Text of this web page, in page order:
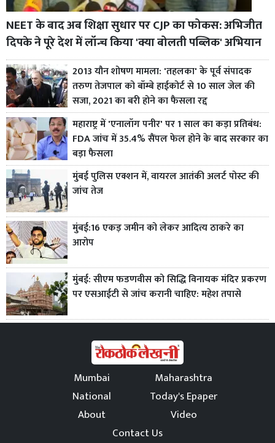
NEET के बाद अब शिक्षा सुधार पर CJP का फोकस: अभिजीत
दिपके ने पूरे देश में लॉन्च किया 'क्या बोलती पब्लिक' अभियान
2013 यौन शोषण मामला: 'तहलका' के पूर्व संपादक
तरुण तेजपाल को बॉम्बे हाईकोर्ट से 10 साल जेल की
सजा, 2021 का बरी होने का फैसला रद्द
महाराष्ट्र में 'एनालॉग पनीर' पर 1 साल का कड़ा प्रतिबंध:
FDA जांच में 35.4% सैंपल फेल होने के बाद सरकार का
बड़ा फैसला
मुंबई पुलिस एक्शन में, वायरल आतंकी अलर्ट पोस्ट की
जांच तेज
मुंबई:16 एकड़ जमीन को लेकर आदित्य ठाकरे का
आरोप
मुंबई: सीएम फडणवीस को सिद्धि विनायक मंदिर प्रकरण
पर एसआईटी से जांच करानी चाहिए: महेश तपासे
Mumbai
Maharashtra
National
Today's Epaper
About
Video
Contact Us